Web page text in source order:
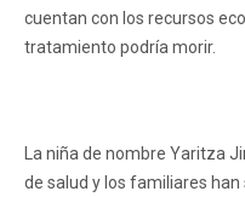
cuentan con los recursos
tratamiento podría morir.
La niña de nombre Yaritza
de salud y los familiares